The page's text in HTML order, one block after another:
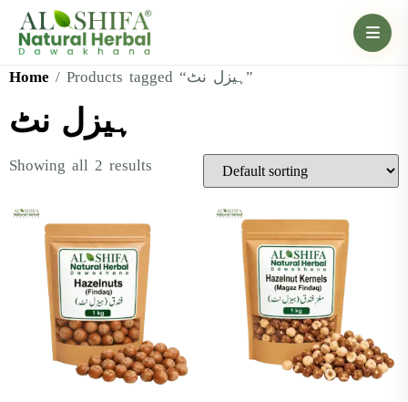
Home / Products tagged “ہیزل نٹ”
ہیزل نٹ
Showing all 2 results